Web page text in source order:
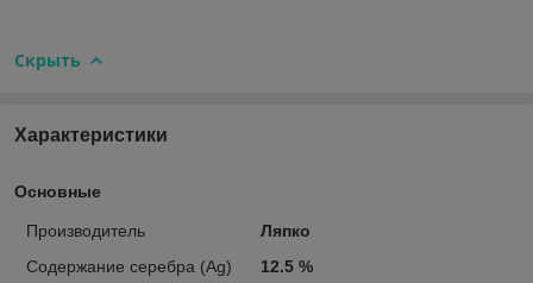
Скрыть
Характеристики
Основные
Производитель
Ляпко
Содержание серебра (Ag)
12.5 %